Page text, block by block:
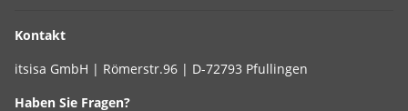
Kontakt
itsisa GmbH | Römerstr.96 | D-72793 Pfullingen
Haben Sie Fragen?